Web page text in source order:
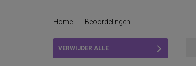
Home - Beoordelingen
VERWIJDER ALLE